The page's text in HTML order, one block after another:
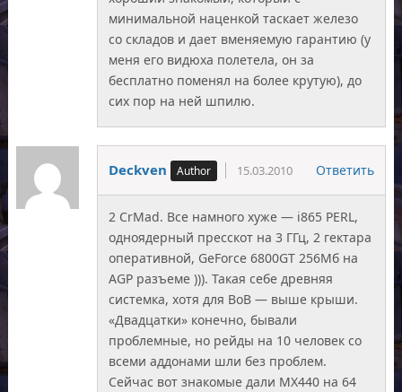
минимальной наценкой таскает железо
со складов и дает вменяемую гарантию (у
меня его видюха полетела, он за
бесплатно поменял на более крутую), до
сих пор на ней шпилю.
Deckven 15.03.2010 Ответить
2 CrMad. Все намного хуже — i865 PERL,
одноядерный пресскот на 3 ГГц, 2 гектара
оперативной, GeForce 6800GT 256Мб на
AGP разъеме ))). Такая себе древняя
системка, хотя для ВоВ — выше крыши.
«Двадцатки» конечно, бывали
проблемные, но рейды на 10 человек со
всеми аддонами шли без проблем.
Сейчас вот знакомые дали МХ440 на 64